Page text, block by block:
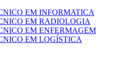
EM INFORMATICA
EM RADIOLOGIA
EM ENFERMAGEM
EM LOGÍSTICA